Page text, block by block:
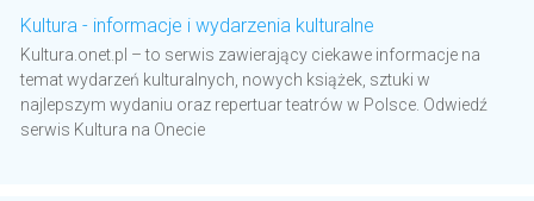
Kultura - informacje i wydarzenia kulturalne
Kultura.onet.pl – to serwis zawierający ciekawe informacje na
temat wydarzeń kulturalnych, nowych książek, sztuki w
najlepszym wydaniu oraz repertuar teatrów w Polsce. Odwiedź
serwis Kultura na Onecie